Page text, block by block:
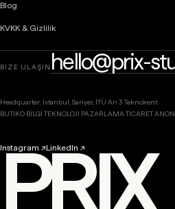
Blog
KVKK & Gizlilik
BİZE ULAŞIN hello@prix-
Headquarter: İstanbul, Sarıyer, İTÜ Arı 3 Teknokent
BUTİKO BİLGİ TEKNOLOJİ PAZARLAMA TİCARET
Instagram ↗LinkedIn ↗
PRIX